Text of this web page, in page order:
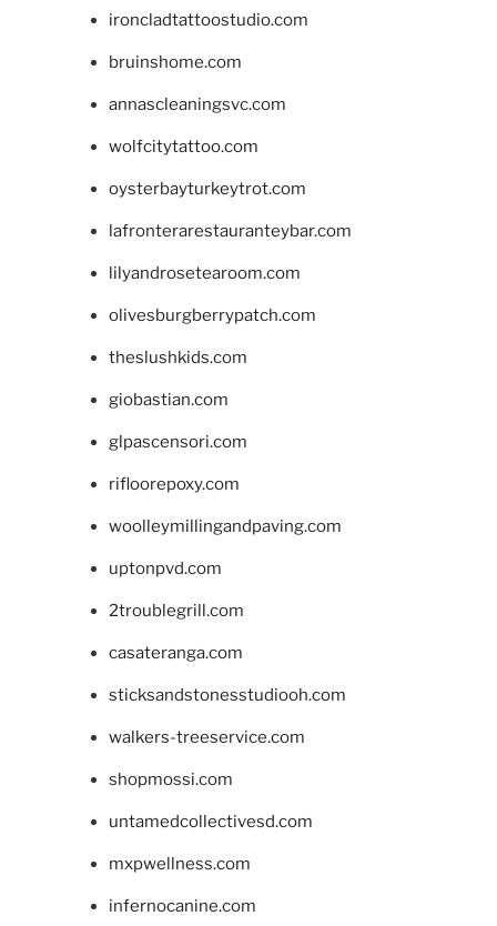
ironcladtattoostudio.com
bruinshome.com
annascleaningsvc.com
wolfcitytattoo.com
oysterbayturkeytrot.com
lafronterarestauranteybar.com
lilyandrosetearoom.com
olivesburgberrypatch.com
theslushkids.com
giobastian.com
glpascensori.com
rifloorepoxy.com
woolleymillingandpaving.com
uptonpvd.com
2troublegrill.com
casateranga.com
sticksandstonesstudiooh.com
walkers-treeservice.com
shopmossi.com
untamedcollectivesd.com
mxpwellness.com
infernocanine.com